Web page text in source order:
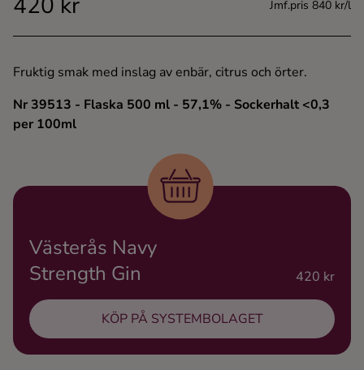
Tequila
Whisky
Jmf.pris 840 kr/l
Fruktig smak med inslag av enbär, citrus och örter.
Nr 39513 - Flaska 500 ml - 57,1% - Sockerhalt <0,3
per 100ml
Västerås Navy
Strength Gin
420 kr
KÖP PÅ SYSTEMBOLAGET